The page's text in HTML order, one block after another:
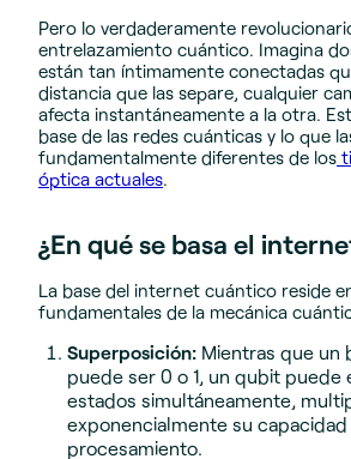
Pero lo verdaderamente
entrelazamiento cuántico. Imagina
están tan íntimamente conectadas
distancia que las separe, cualquier
afecta instantáneamente a la otra.
base de las redes cuánticas y lo que
fundamentalmente diferentes de los
óptica actuales.
¿En qué se basa el
La base del internet cuántico reside
fundamentales de la mecánica
Superposición: Mientras que un
puede ser 0 o 1, un qubit puede
estados simultáneamente,
exponencialmente su
procesamiento.